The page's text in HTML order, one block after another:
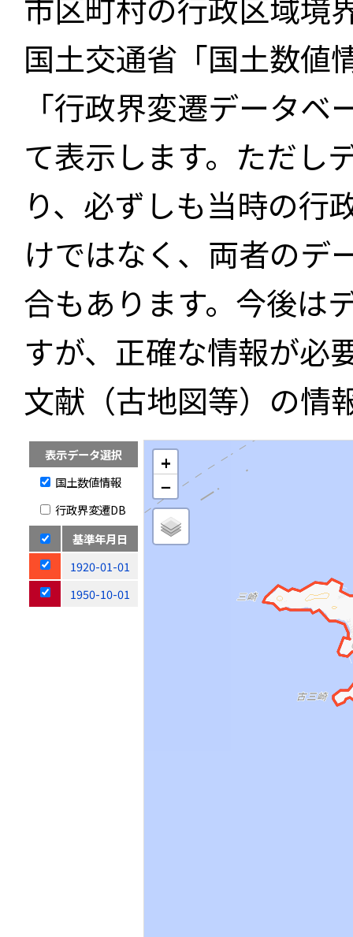
国土交通省「国土数値
「行政界変遷データ
て表示します。ただし
り、必ずしも当時の行
けではなく、両者のデ
合もあります。今後は
すが、正確な情報が必
文献（古地図等）の情
表示データ選択
国土数値情報
行政界変遷DB
基準年月日
1920-01-01
1950-10-01
+
−